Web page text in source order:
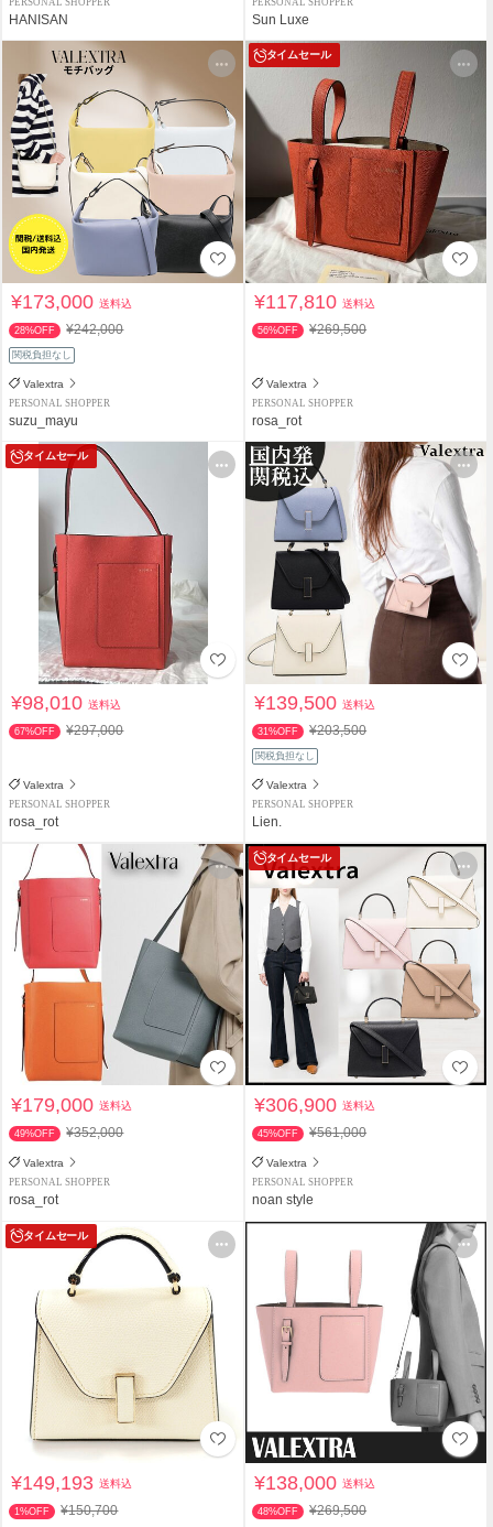
HANISAN Sun Luxe
¥173,000送料込
28%OFF ¥242,000
関税負担なし
Valextra
PERSONAL SHOPPER
suzu_mayu
タイムセール
¥117,810送料込
56%OFF ¥269,500
Valextra
PERSONAL SHOPPER
rosa_rot
タイムセール
¥98,010送料込
67%OFF ¥297,000
Valextra
PERSONAL SHOPPER
rosa_rot
¥139,500送料込
31%OFF ¥203,500
関税負担なし
Valextra
PERSONAL SHOPPER
Lien.
¥179,000送料込
49%OFF ¥352,000
Valextra
PERSONAL SHOPPER
rosa_rot
タイムセール
¥306,900送料込
45%OFF ¥561,000
Valextra
PERSONAL SHOPPER
noan style
タイムセール
¥149,193送料込
1%OFF ¥150,700
¥138,000送料込
48%OFF ¥269,500